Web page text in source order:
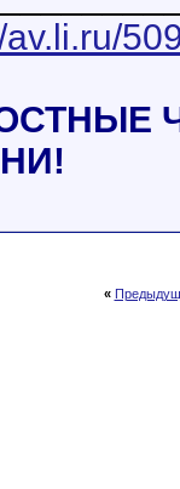
av.li.ru/
«